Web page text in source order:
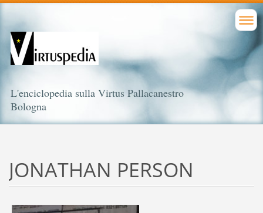
L'enciclopedia sulla Virtus Pallacanestro
Bologna
JONATHAN PERSON